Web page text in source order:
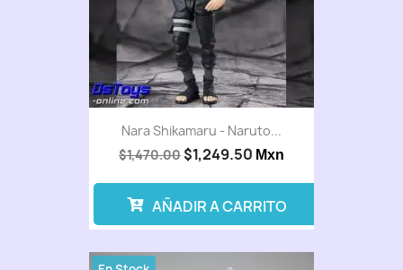
Nara Shikamaru - Naruto...
$1,470.00 $1,249.50 Mxn
AÑADIR A CARRITO